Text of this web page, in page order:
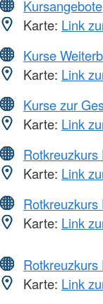
Kursangebote
Karte: Link
Kurse
Karte: Link
Kurse zur
Karte: Link
Rotkreuzkurs
Karte: Link
Karte: Link
Rotkreuzkurs
Karte: Link